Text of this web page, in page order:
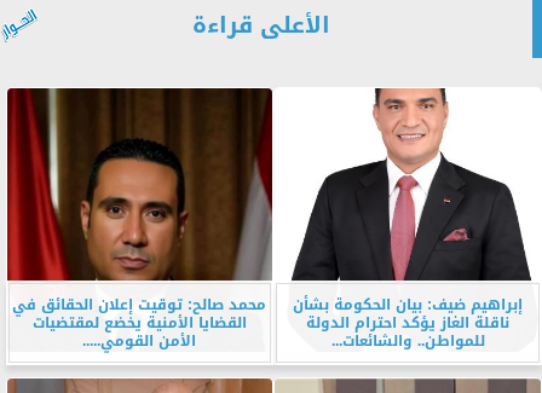
الأعلى قراءة
إبراهيم ضيف: بيان الحكومة بشأن
ناقلة الغاز يؤكد احترام الدولة
للمواطن.. والشائعات...
محمد صالح: توقيت إعلان الحقائق في
القضايا الأمنية يخضع لمقتضيات
الأمن القومي.....